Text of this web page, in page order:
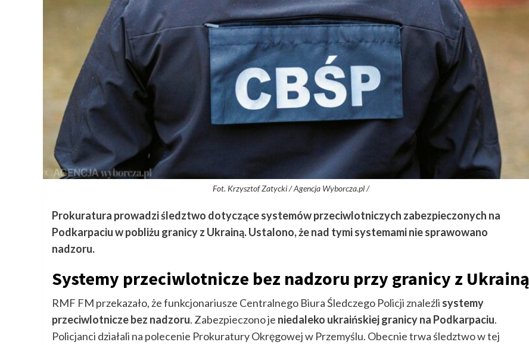
Fot. Krzysztof Zatycki / Agencja Wyborcza.pl /
Prokuratura prowadzi śledztwo dotyczące systemów przeciwlotniczych zabezpieczonych na
Podkarpaciu w pobliżu granicy z Ukrainą. Ustalono, że nad tymi systemami nie sprawowano
nadzoru.
Systemy przeciwlotnicze bez nadzoru przy granicy z Ukrainą
RMF FM przekazało, że funkcjonariusze Centralnego Biura Śledczego Policji znaleźli systemy
przeciwlotnicze bez nadzoru. Zabezpieczono je niedaleko ukraińskiej granicy na Podkarpaciu.
Policjanci działali na polecenie Prokuratury Okręgowej w Przemyślu. Obecnie trwa śledztwo w tej